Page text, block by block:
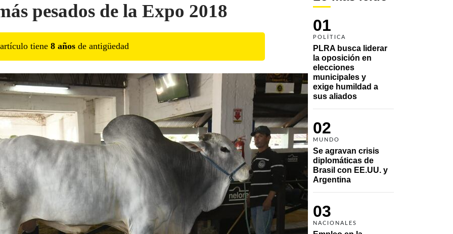
01
POLÍTICA
PLRA busca liderar
la oposición en
elecciones
municipales y
exige humildad a
sus aliados
02
MUNDO
Se agravan crisis
diplomáticas de
Brasil con EE.UU. y
Argentina
03
NACIONALES
pesados de la Expo 2018
tiene 8 años de antigüedad